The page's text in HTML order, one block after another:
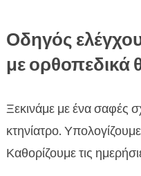
Οδηγός
με ορθοπεδικά
Ξεκινάμε με ένα σαφές
κτηνίατρο.
Καθορίζουμε τις